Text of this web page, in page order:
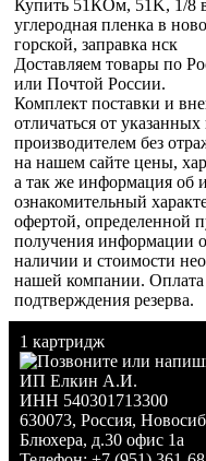
Купить 51КОм, 51K, 1/8
углеродная пленка в
горской, заправка нск
Доставляем товары по
или Почтой России.
Комплект поставки и
отличаться от
производителем без
на нашем сайте цены,
а так же информация об
ознакомительный
офертой, определенной
получения информации о
наличии и стоимости
нашей компании. Оплата
подтверждения резерва.
1 картридж
ИП Елкин А.И.
ИНН 540301713300
630073, Россия,
Блюхера, д.30 офис 1а